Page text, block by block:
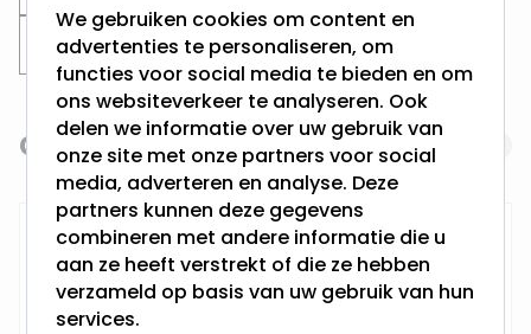
Zaagmaat 75MM Zaagmaat 70MM
Navigating through the elements of the carousel is
Press to skip carousel
Gerelateerde producten
RTM Lighting LED Dimmer
We gebruiken cookies om content en
advertenties te personaliseren, om
functies voor social media te bieden en om
ons websiteverkeer te analyseren. Ook
delen we informatie over uw gebruik van
onze site met onze partners voor social
media, adverteren en analyse. Deze
partners kunnen deze gegevens
combineren met andere informatie die u
aan ze heeft verstrekt of die ze hebben
verzameld op basis van uw gebruik van hun
services.